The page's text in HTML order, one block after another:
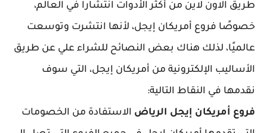
طريق الاون لاين من أكثر الأدوات انتشاراً في العالم،
خصوصًا فروع أمريكان إيجل، لأنها انتشرت وتوسعت
عالميًا، لذلك هناك بعض النصائح للشراء علي عن طريق
الأساليب الإلكترونية من أمريكان إيجل، التي سوف
نقدمها في النقاط التالية:
فروع أمريكان إيجل الرياض الاستفادة من الخصومات